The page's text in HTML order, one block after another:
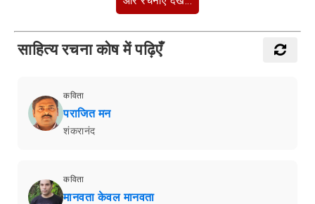
साहित्य रचना कोष में पढ़िएँ
कविता
पराजित मन
शंकरानंद
कविता
मानवता केवल मानवता